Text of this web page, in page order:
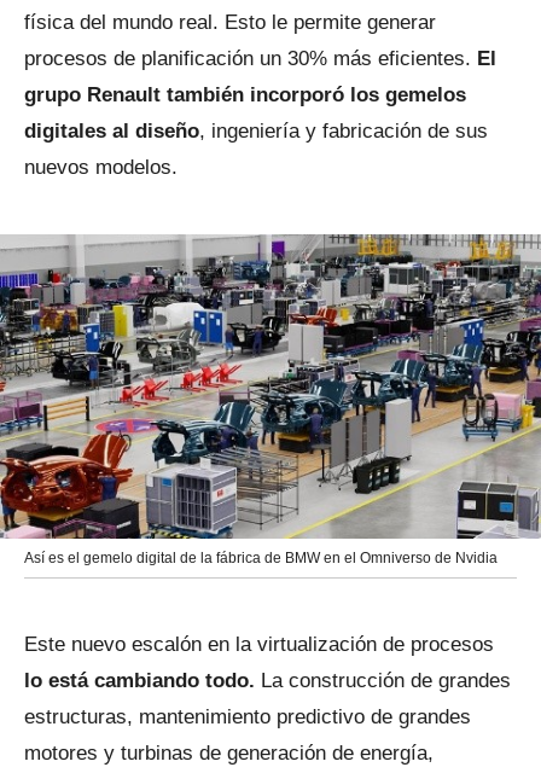
física del mundo real. Esto le permite generar
procesos de planificación un 30% más eficientes. El
grupo Renault también incorporó los gemelos
digitales al diseño, ingeniería y fabricación de sus
nuevos modelos.
Así es el gemelo digital de la fábrica de BMW en el Omniverso de Nvidia
Este nuevo escalón en la virtualización de procesos
lo está cambiando todo. La construcción de grandes
estructuras, mantenimiento predictivo de grandes
motores y turbinas de generación de energía,